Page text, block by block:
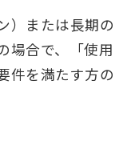
）または長期の
場合で、「使用
件を満たす方の